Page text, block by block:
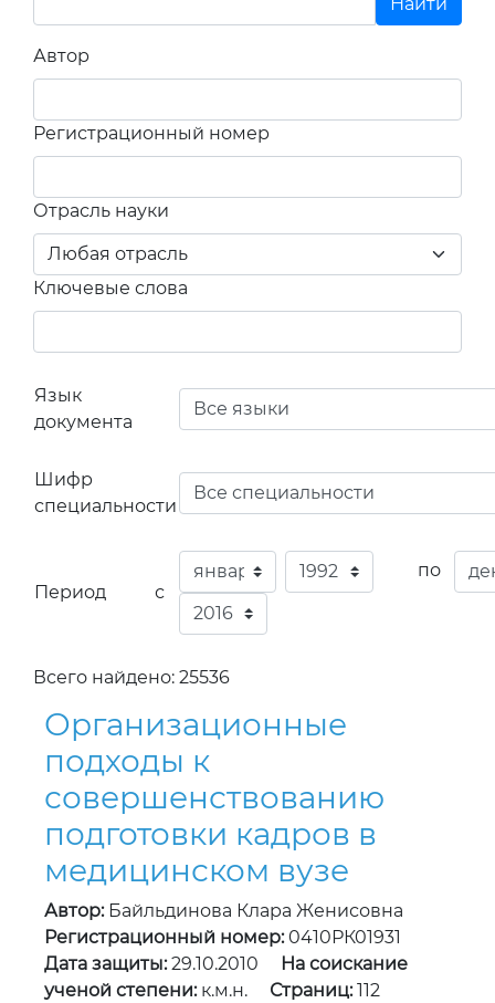
Автор
Регистрационный номер
Отрасль науки
Ключевые слова
Язык
документа
Шифр
специальности
Период с
по
Всего найдено: 25536
Организационные
подходы к
совершенствованию
подготовки кадров в
медицинском вузе
Автор:Байльдинова Клара Женисовна
Регистрационный номер:0410РК01931
Дата защиты:29.10.2010
На соискание
ученой степени:к.м.н. Страниц:112